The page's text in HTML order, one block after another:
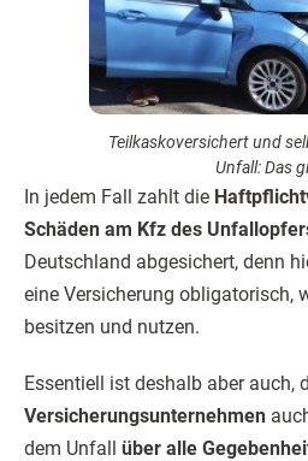
Teilkaskoversichert und
Unfall: Das
In jedem Fall zahlt die
Schäden am Kfz des
Deutschland abgesichert, denn
eine Versicherung obligatorisch,
besitzen und nutzen.
Essentiell ist deshalb aber auch,
Versicherungsunternehmen
dem Unfall über alle